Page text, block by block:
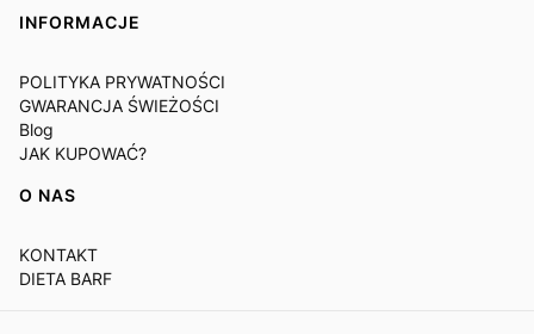
INFORMACJE
POLITYKA PRYWATNOŚCI
GWARANCJA ŚWIEŻOŚCI
Blog
JAK KUPOWAĆ?
O NAS
KONTAKT
DIETA BARF